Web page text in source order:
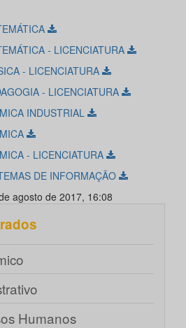
- LICENCIATURA
- LICENCIATURA
- LICENCIATURA
INDUSTRIAL
- LICENCIATURA
DE INFORMAÇÃO
agosto de 2017, 16:08
Humanos